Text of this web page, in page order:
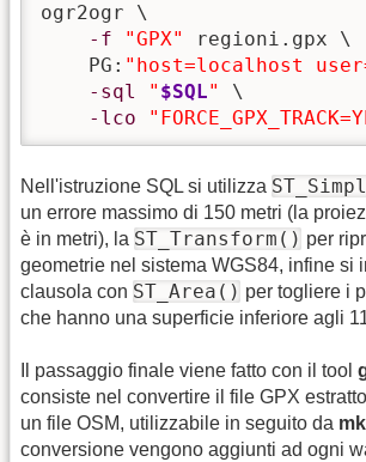
ogr2ogr \
-f
"GPX"
regioni.gpx \
    PG:
"host=localhost
-sql
" $SQL"
\
-lco
Nell'istruzione SQL si utilizza
un errore massimo di 150 metri (la
è in metri), la ST_Transform() per
geometrie nel sistema WGS84, infine si
clausola con ST_Area() per togliere i
che hanno una superficie inferiore agli
Il passaggio finale viene fatto con il tool
consiste nel convertire il file GPX
un file OSM, utilizzabile in seguito da
conversione vengono aggiunti ad ogni